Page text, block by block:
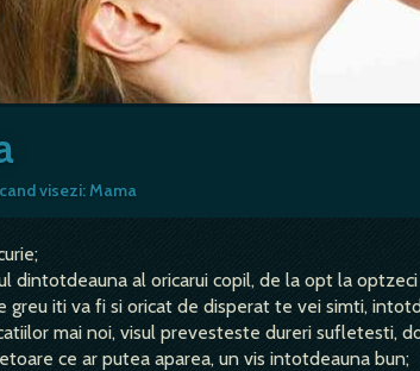
visezi: Mama
dintotdeauna al oricarui copil, de la opt la
greu iti va fi si oricat de disperat te vei simti,
mai noi, visul prevesteste dureri sufletesti,
ce ar putea aparea, un vis intotdeauna bun;